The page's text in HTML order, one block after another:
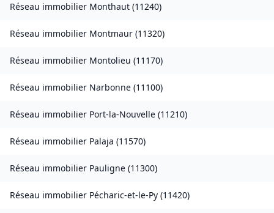
Réseau immobilier Monthaut (11240)
Réseau immobilier Montmaur (11320)
Réseau immobilier Montolieu (11170)
Réseau immobilier Narbonne (11100)
Réseau immobilier Port-la-Nouvelle (11210)
Réseau immobilier Palaja (11570)
Réseau immobilier Pauligne (11300)
Réseau immobilier Pécharic-et-le-Py (11420)